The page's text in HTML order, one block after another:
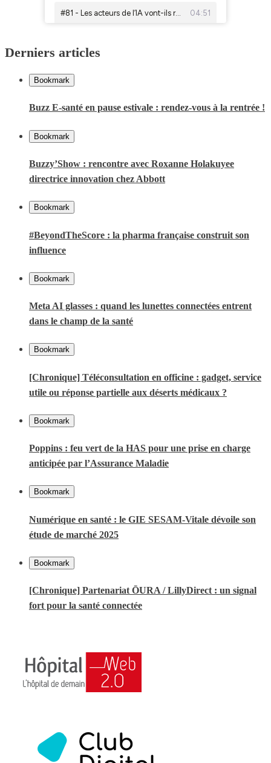
Derniers articles
Bookmark
Buzz E-santé en pause estivale : rendez-vous à la rentrée !
Bookmark
Buzzy’Show : rencontre avec Roxanne Holakuyee
directrice innovation chez Abbott
Bookmark
#BeyondTheScore : la pharma française construit son
influence
Bookmark
Meta AI glasses : quand les lunettes connectées entrent
dans le champ de la santé
Bookmark
[Chronique] Téléconsultation en officine : gadget, service
utile ou réponse partielle aux déserts médicaux ?
Bookmark
Poppins : feu vert de la HAS pour une prise en charge
anticipée par l’Assurance Maladie
Bookmark
Numérique en santé : le GIE SESAM-Vitale dévoile son
étude de marché 2025
Bookmark
[Chronique] Partenariat ŌURA / LillyDirect : un signal
fort pour la santé connectée